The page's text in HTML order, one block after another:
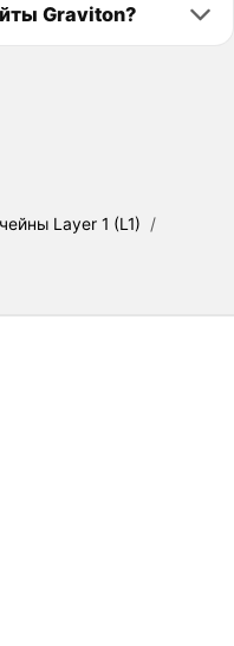
Graviton?
Layer 1 (L1) /